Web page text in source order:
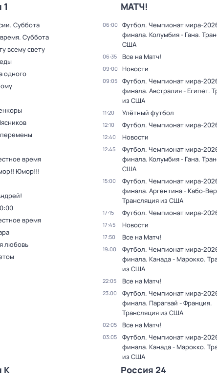
Суббота
Суббота
всему свету
одного
время
Юмор!!!
время
любовь
МАТЧ!
06:00
Футбол. Чемпионат мира-
финала. Колумбия - Гана.
США
06:35 Все на Матч!
09:00 Новости
09:05
Футбол. Чемпионат мира-
финала. Австралия - Египет.
из США
11:20 Улётный футбол
12:10 Футбол. Чемпионат мира-
12:40 Новости
12:45
Футбол. Чемпионат мира-
финала. Колумбия - Гана.
США
15:00
Футбол. Чемпионат мира-
финала. Аргентина - Кабо-
Трансляция из США
17:15 Футбол. Чемпионат мира-
17:45 Новости
17:50 Все на Матч!
19:00
Футбол. Чемпионат мира-
финала. Канада - Марокко.
из США
22:05 Все на Матч!
23:00
Футбол. Чемпионат мира-
финала. Парагвай - Франция.
Трансляция из США
02:05 Все на Матч!
03:05
Футбол. Чемпионат мира-
финала. Канада - Марокко.
из США
К Россия 24